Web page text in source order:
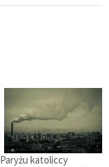
katoliccy